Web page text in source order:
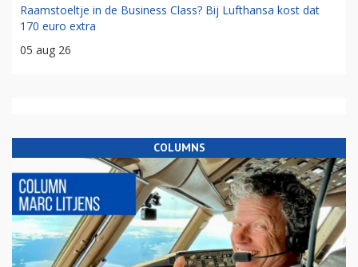
Raamstoeltje in de Business Class? Bij Lufthansa kost dat
170 euro extra
05 aug 26
COLUMNS